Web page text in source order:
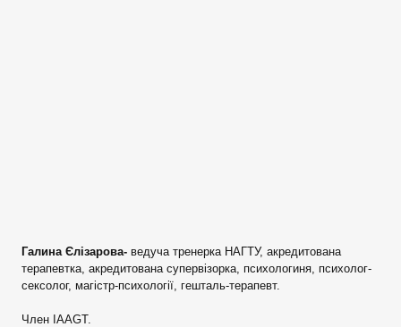
Галина Єлізарова- ведуча тренерка НАГТУ, акредитована
терапевтка, акредитована супервізорка, психологиня, психолог-
сексолог, магістр-психології, гешталь-терапевт.
Член IAAGT.